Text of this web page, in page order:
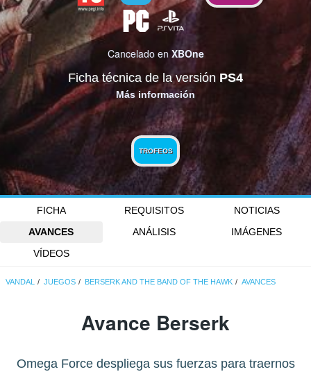
Cancelado en XBOne
Ficha técnica de la versión PS4
Más información
TROFEOS
FICHA REQUISITOS
NOTICIAS
AVANCES
ANÁLISIS
IMÁGENES
VÍDEOS
VANDAL JUEGOS BERSERK AND THE BAND OF THE HAWK AVANCES
Avance Berserk
Omega Force despliega sus fuerzas para traernos